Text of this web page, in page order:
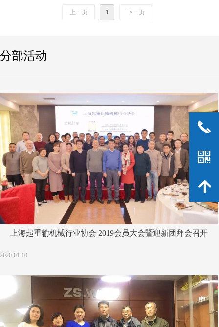
分部活动
上海起重输机械行业协会 2019会员大会暨迎新团拜会召开
2020-01-10
上一页 1 下一页
끅
낃
녕